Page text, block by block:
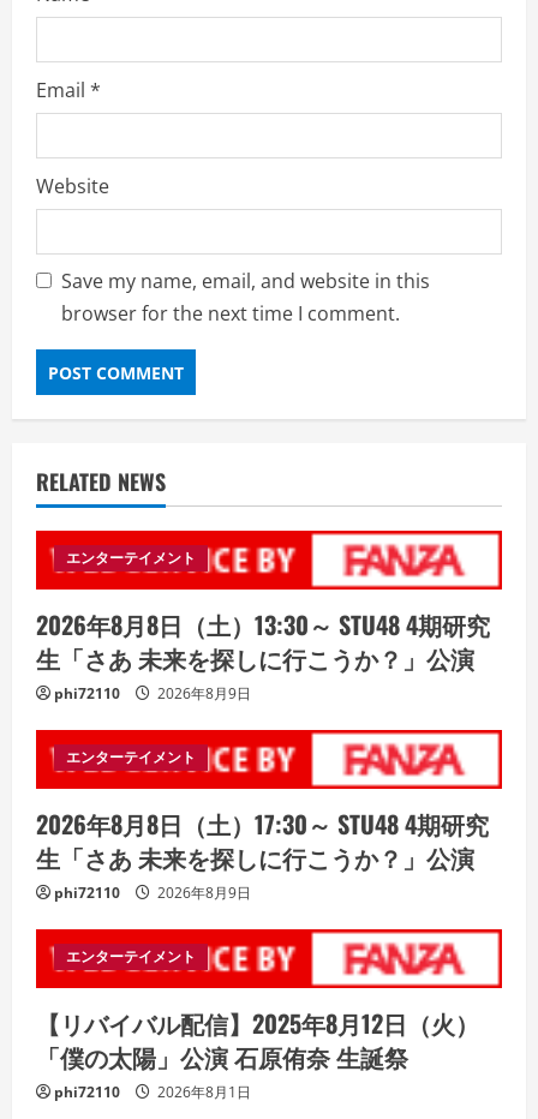
Email *
Website
Save my name, email, and website in this
browser for the next time I comment.
RELATED NEWS
エンターテイメント
2026年8月8日（土）13:30～ STU48 4期研究
生「さあ 未来を探しに行こうか？」公演
phi72110 2026年8月9日
エンターテイメント
2026年8月8日（土）17:30～ STU48 4期研究
生「さあ 未来を探しに行こうか？」公演
phi72110 2026年8月9日
エンターテイメント
【リバイバル配信】2025年8月12日（火）
「僕の太陽」公演 石原侑奈 生誕祭
phi72110 2026年8月1日